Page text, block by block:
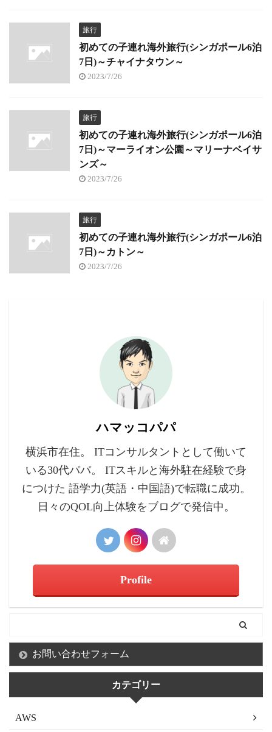
旅行
初めての子連れ海外旅行(シンガポール6泊
7日)～チャイナタウン～
2023/7/26
旅行
初めての子連れ海外旅行(シンガポール6泊
7日)～マーライオン公園～マリーナベイサ
ンズ～
2023/7/26
旅行
初めての子連れ海外旅行(シンガポール6泊
7日)～カトン～
2023/7/26
ハマッコパパ
横浜市在住。 ITコンサルタントとして働いて
いる30代パパ。 ITスキルと海外駐在経験で身
につけた 語学力(英語・中国語)で転職に成功。
日々のQOL向上体験をブログで発信中。
Profile
お問い合わせフォーム
カテゴリー
AWS